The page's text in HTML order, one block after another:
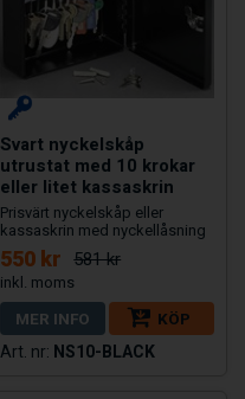
Svart nyckelskåp
utrustat med 10 krokar
eller litet kassaskrin
Prisvärt nyckelskåp eller
kassaskrin med nyckellåsning
550 kr 581 kr
MER INFO
KÖP
NS10-BLACK